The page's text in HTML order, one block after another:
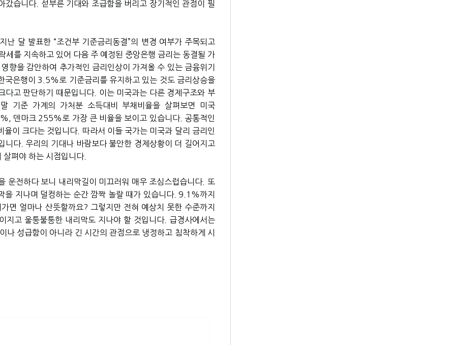
습니다. 섣부른 기대와 조급함을 버리고 장기적인 관점이 필
난 달 발표한 “조건부 기준금리동결”의 변경 여부가 주목되고
세를 지속하고 있어 다음 주 예정된 중앙은행 금리는 동결될 가
향을 감안하여 추가적인 금리인상이 가져올 수 있는 금융위기
국은행이 3.5%로 기준금리를 유지하고 있는 것도 금리상승을
다고 판단하기 때문입니다. 이는 미국과는 다른 경제구조와 부
기준 가계의 가처분 소득대비 부채비율을 살펴보면 미국
마크 255%로 가장 큰 비율을 보이고 있습니다. 공통적인
이 크다는 것입니다. 따라서 이들 국가는 미국과 달리 금리인
다. 우리의 기대나 바람보다 불안한 경제상황이 더 길어지고
펴야 하는 시점입니다.
운전하다 보니 내리막길이 미끄러워 매우 조심스럽습니다. 또
을 지나며 덜컹하는 순간 깜짝 놀랄 때가 있습니다. 9.1%까지
면 얼마나 산뜻할까요? 그렇지만 전혀 예상치 못한 수준까지
지고 울퉁불퉁한 내리막도 지나야 할 것입니다. 급경사에서는
나 성급함이 아니라 긴 시간의 관점으로 냉정하고 침착하게 시